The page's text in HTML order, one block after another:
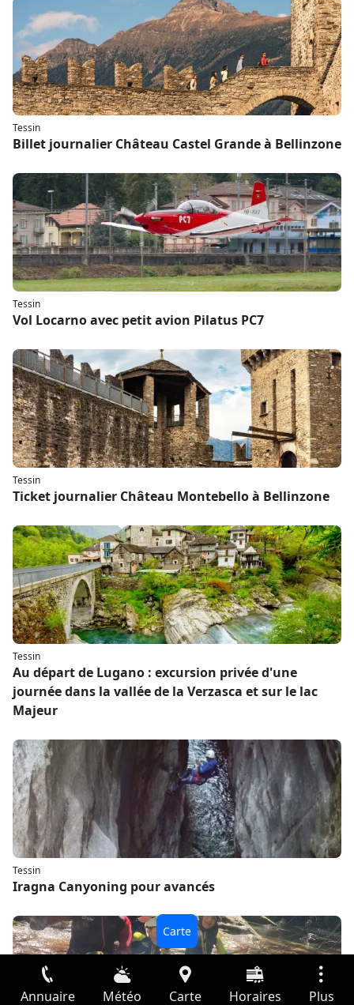
Tessin
Billet journalier Château Castel Grande à Bellinzone
Tessin
Vol Locarno avec petit avion Pilatus PC7
Tessin
Ticket journalier Château Montebello à Bellinzone
Tessin
Au départ de Lugano : excursion privée d'une
journée dans la vallée de la Verzasca et sur le lac
Majeur
Tessin
Iragna Canyoning pour avancés
Annuaire Météo Carte Horaires Plus